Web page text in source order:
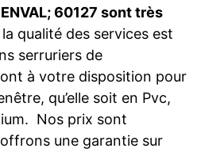
60127 sont très
qualité des services est
serruriers de
à votre disposition pour
qu’elle soit en Pvc,
Nos prix sont
une garantie sur